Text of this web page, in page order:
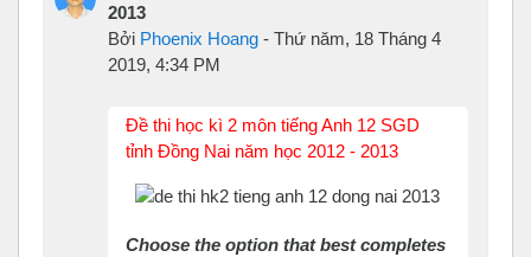
2013
Bởi Phoenix Hoang - Thứ năm, 18 Tháng 4
2019, 4:34 PM
Đề thi học kì 2 môn tiếng Anh 12 SGD
tỉnh Đồng Nai năm học 2012 - 2013
Choose the option that best completes